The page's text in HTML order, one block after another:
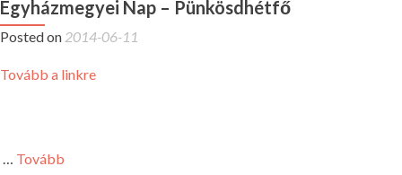
Egyházmegyei Nap – Pünkösdhétfő
Posted on 2014-06-11
Tovább a linkre
… Tovább